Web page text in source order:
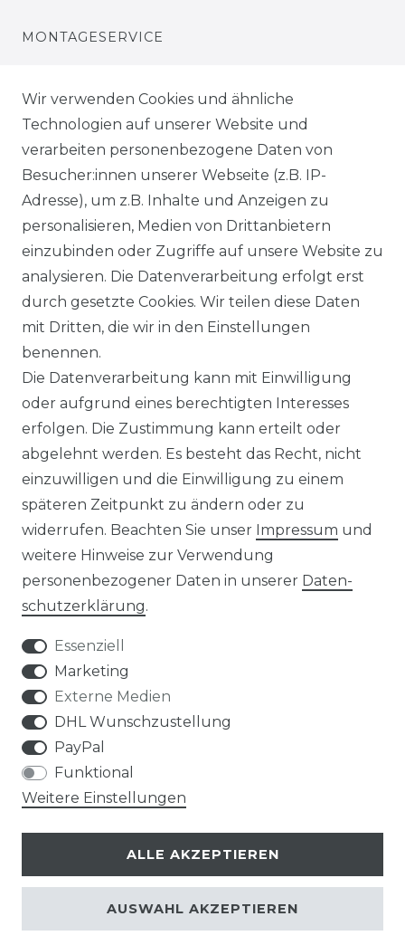
MONTAGESERVICE
BEZAHLUNG
KLIMA- UND UMWELTSCHUTZ
LEXIKON
UNTERNEHMEN
ÜBER UNS
HERSTELLER
REFERENZEN
VERTRAG WIDERRUFEN
Klimaprofis GmbH & Co. KG
Design & supervision by MILLER
© Copyright 2026 | Alle Rechte vorbehalten.
Wir verwenden Cookies und ähnliche
Technologien auf unserer Website und
verarbeiten personenbezogene Daten von
Besucher:innen unserer Webseite (z.B. IP-
Adresse), um z.B. Inhalte und Anzeigen zu
personalisieren, Medien von Drittanbietern
einzubinden oder Zugriffe auf unsere Website zu
analysieren. Die Datenverarbeitung erfolgt erst
durch gesetzte Cookies. Wir teilen diese Daten
mit Dritten, die wir in den Einstellungen
benennen.
Die Datenverarbeitung kann mit Einwilligung
oder aufgrund eines berechtigten Interesses
erfolgen. Die Zustimmung kann erteilt oder
abgelehnt werden. Es besteht das Recht, nicht
einzuwilligen und die Einwilligung zu einem
späteren Zeitpunkt zu ändern oder zu
widerrufen. Beachten Sie unser Impressum und
weitere Hinweise zur Verwendung
personenbezogener Daten in unserer Daten­
schutz­erklärung.
Essenziell
Marketing
Externe Medien
DHL Wunschzustellung
PayPal
Funktional
Weitere Einstellungen
ALLE AKZEPTIEREN
AUSWAHL AKZEPTIEREN